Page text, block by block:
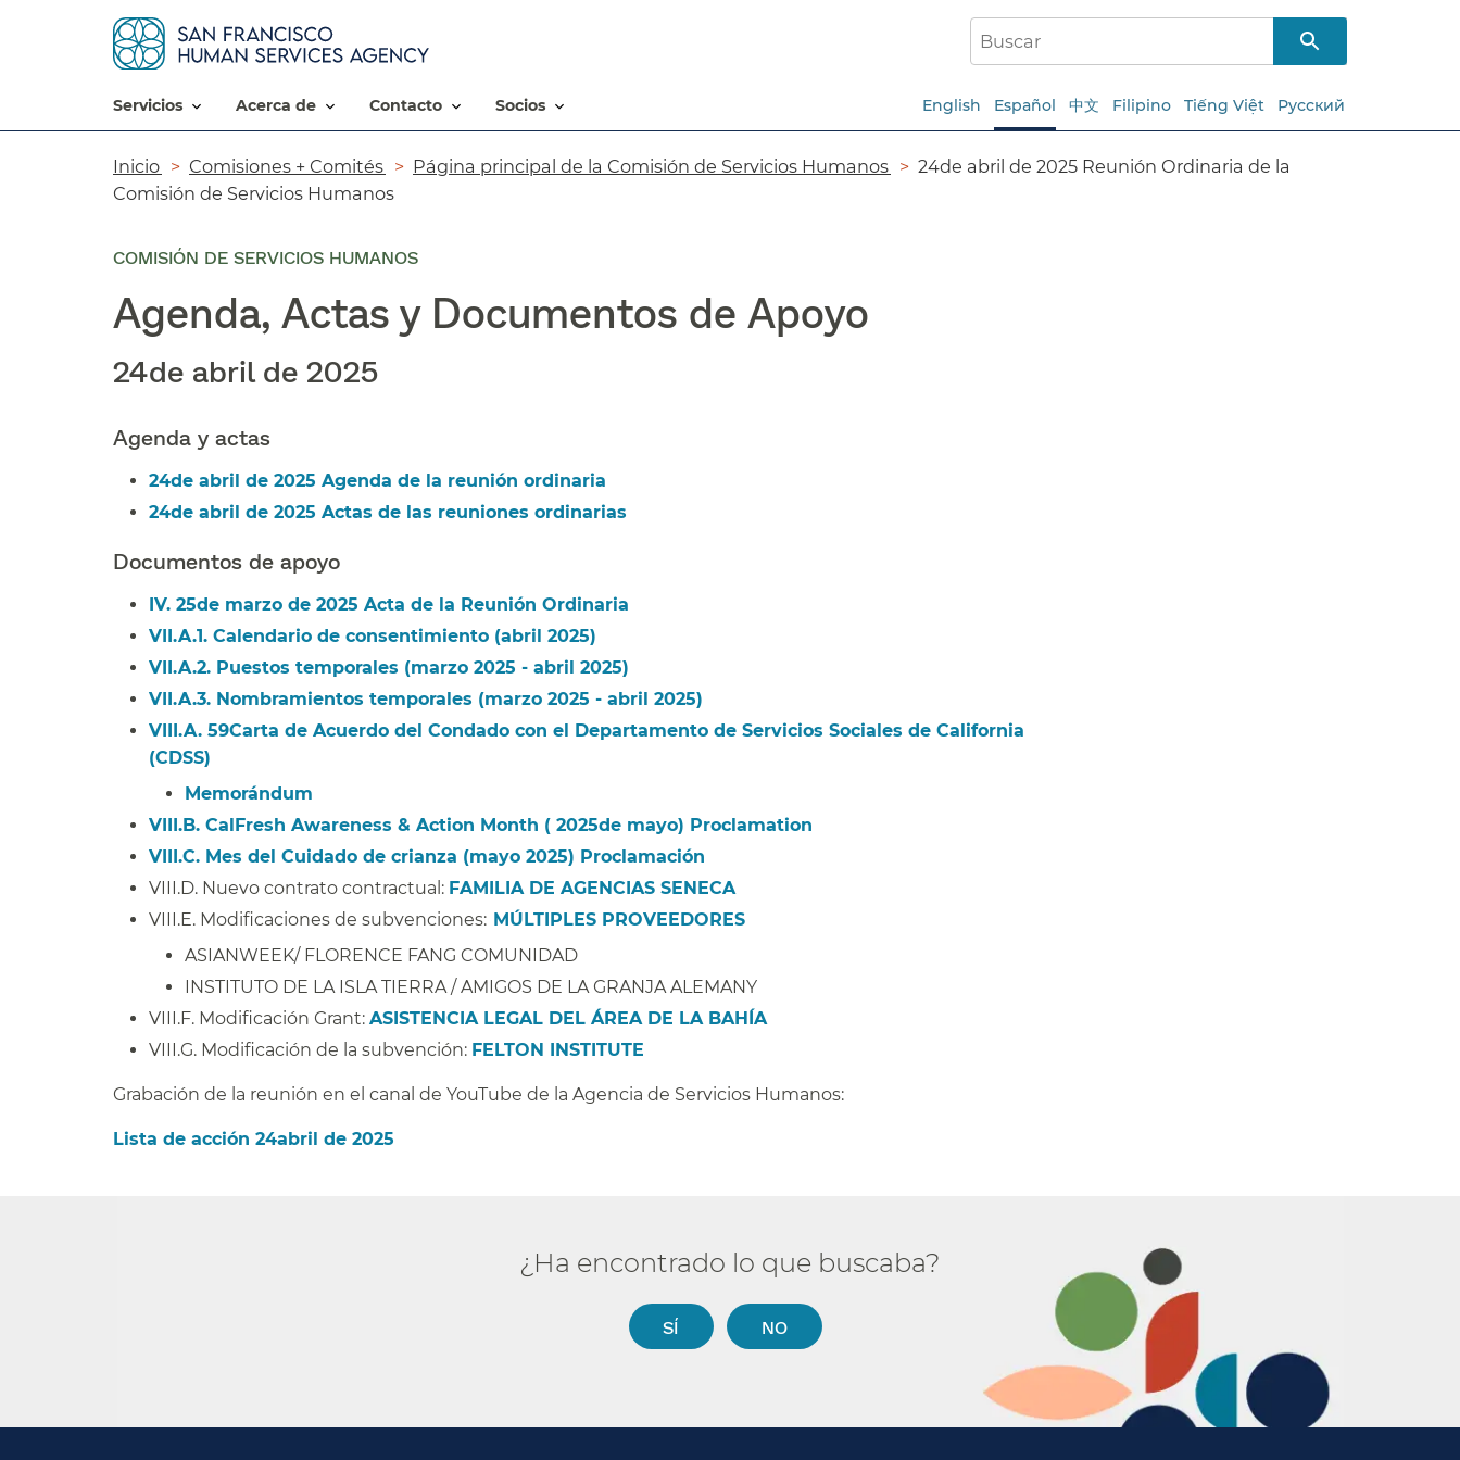
servicios​​ acerca de​​ contacto​​ socios​​ English Español 中文 Filipino Tiếng Việt Русский
Ruta
de
navegación​​
Inicio​​ Comisiones + Comités​​ Página principal de la Comisión de Servicios Humanos​​
24de abril de 2025 Reunión Ordinaria de la
Comisión de Servicios Humanos​​
COMISIÓN DE SERVICIOS HUMANOS
Agenda, Actas y Documentos de Apoyo​​
24de abril de 2025​​
Agenda y actas​​
24de abril de 2025 Agenda de la reunión ordinaria​​
24de abril de 2025 Actas de las reuniones ordinarias​​
Documentos de apoyo​​
IV. 25de marzo de 2025 Acta de la Reunión Ordinaria​​
VII.A.1. Calendario de consentimiento (abril 2025)​​
VII.A.2. Puestos temporales (marzo 2025 - abril 2025)​​
VII.A.3. Nombramientos temporales (marzo 2025 - abril 2025)​​
VIII.A. 59Carta de Acuerdo del Condado con el Departamento de Servicios Sociales de California
(CDSS)​​
Memorándum​​
VIII.B. CalFresh Awareness & Action Month ( 2025de mayo) Proclamation​​
VIII.C. Mes del Cuidado de crianza (mayo 2025) Proclamación​​
VIII.D. Nuevo contrato contractual: FAMILIA DE AGENCIAS SENECA
VIII.E. Modificaciones de subvenciones:​​ MÚLTIPLES PROVEEDORES​​
ASIANWEEK/ FLORENCE FANG COMUNIDAD​​
INSTITUTO DE LA ISLA TIERRA / AMIGOS DE LA GRANJA ALEMANY​​
VIII.F. Modificación Grant: ASISTENCIA LEGAL DEL ÁREA DE LA BAHÍA
VIII.G. Modificación de la subvención: FELTON INSTITUTE
Grabación de la reunión en el canal de YouTube de la Agencia de Servicios Humanos:​​
Lista de acción 24abril de 2025​​
¿Ha encontrado lo que buscaba?​​
SÍ​​ NO​​